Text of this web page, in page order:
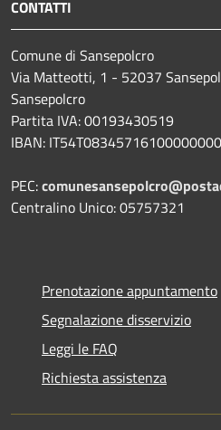
CONTATTI
Comune di Sansepolcro
Via Matteotti, 1 - 52037
Sansepolcro
Partita IVA: 00193430519
IBAN:
PEC:
Centralino Unico: 05757321
Prenotazione appuntamento
Segnalazione disservizio
Leggi le FAQ
Richiesta assistenza